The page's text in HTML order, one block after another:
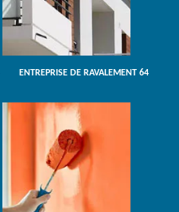
ENTREPRISE DE RAVALEMENT 64